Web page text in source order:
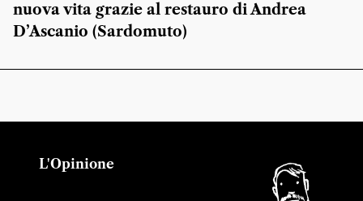
nuova vita grazie al restauro di Andrea
D’Ascanio (Sardomuto)
L'Opinione